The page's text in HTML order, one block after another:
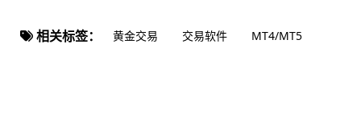
相关标签： 黄金交易 交易软件 MT4/MT5